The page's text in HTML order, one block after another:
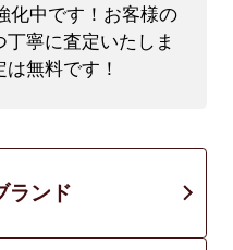
化中です！ お客様の
寧に査定いたしま
無料です！
ランド